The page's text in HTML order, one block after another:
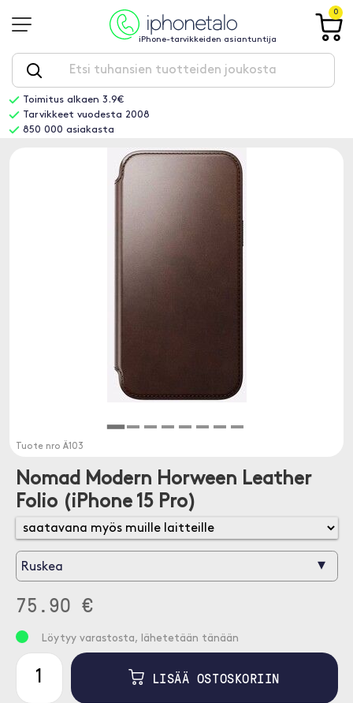
iPhone-tarvikkeiden asiantuntija
0
Toimitus alkaen 3.9€
Tarvikkeet vuodesta 2008
850 000 asiakasta
Tuote nro Ä103
Nomad Modern Horween Leather
Folio (iPhone 15 Pro)
Ruskea ▾
75.90 €
Löytyy varastosta, lähetetään tänään
LISÄÄ OSTOSKORIIN